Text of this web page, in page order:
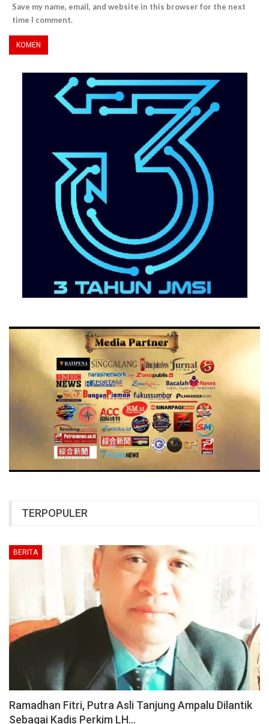
Save my name, email, and website in this browser for the next
time I comment.
TERPOPULER
BERITA
Ramadhan Fitri, Putra Asli Tanjung Ampalu Dilantik
Sebagai Kadis Perkim LH…